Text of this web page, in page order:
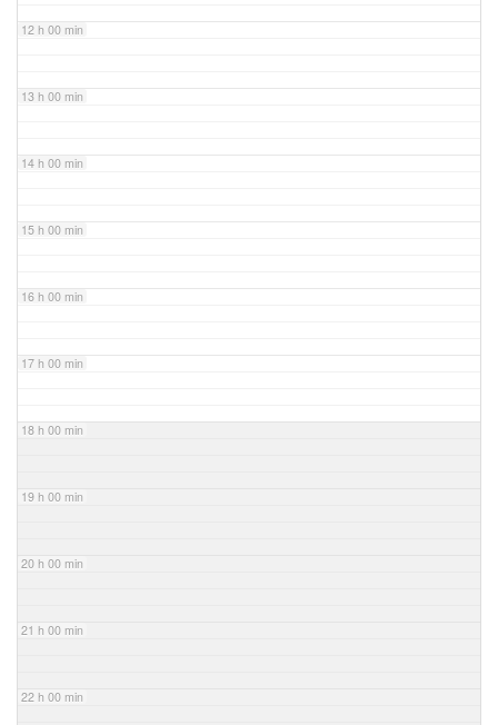
12 h 00 min
13 h 00 min
14 h 00 min
15 h 00 min
16 h 00 min
17 h 00 min
18 h 00 min
19 h 00 min
20 h 00 min
21 h 00 min
22 h 00 min